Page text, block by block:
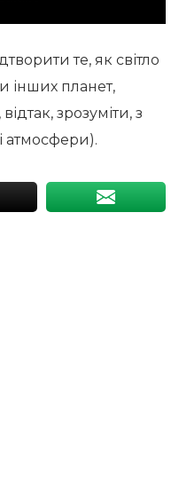
те, як світло
інших планет,
зрозуміти, з
атмосфери).